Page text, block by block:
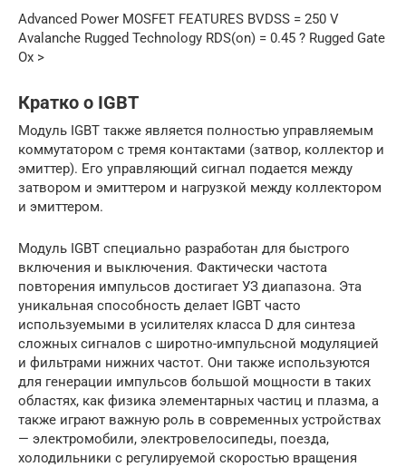
Advanced Power MOSFET FEATURES BVDSS = 250 V
Avalanche Rugged Technology RDS(on) = 0.45 ? Rugged Gate
Ox >
Кратко о IGBT
Модуль IGBT также является полностью управляемым
коммутатором с тремя контактами (затвор, коллектор и
эмиттер). Его управляющий сигнал подается между
затвором и эмиттером и нагрузкой между коллектором
и эмиттером.
Модуль IGBT специально разработан для быстрого
включения и выключения. Фактически частота
повторения импульсов достигает УЗ диапазона. Эта
уникальная способность делает IGBT часто
используемыми в усилителях класса D для синтеза
сложных сигналов с широтно-импульсной модуляцией
и фильтрами нижних частот. Они также используются
для генерации импульсов большой мощности в таких
областях, как физика элементарных частиц и плазма, а
также играют важную роль в современных устройствах
— электромобили, электровелосипеды, поезда,
холодильники с регулируемой скоростью вращения